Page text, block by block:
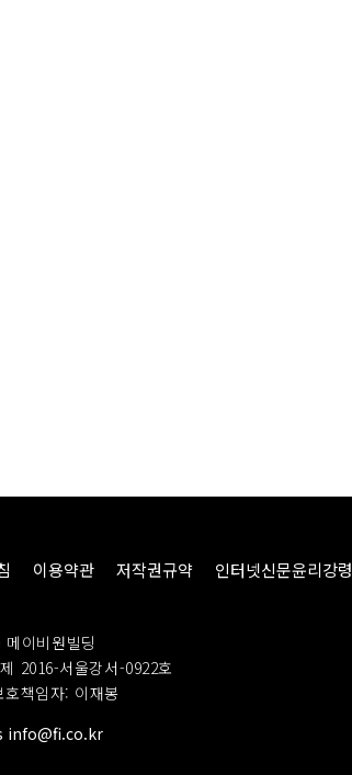
이용약관 저작권규약 인터넷신문윤리강령
이비원빌딩
2016-서울강서-0922호
호책임자: 이재봉
info@fi.co.kr